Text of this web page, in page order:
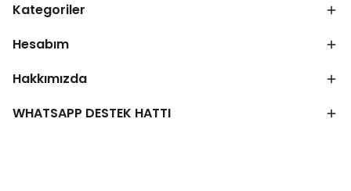
Kategoriler
Hesabım
Hakkımızda
WHATSAPP DESTEK HATTI